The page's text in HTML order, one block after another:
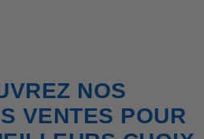
NOS
VENTES POUR